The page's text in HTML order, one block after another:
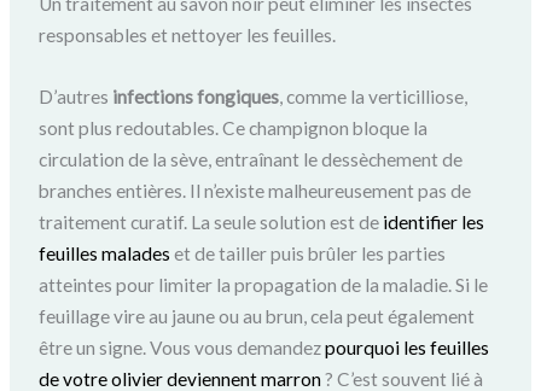
responsables et nettoyer les feuilles.
D’autres infections fongiques, comme la verticilliose,
sont plus redoutables. Ce champignon bloque la
circulation de la sève, entraînant le dessèchement de
branches entières. Il n’existe malheureusement pas de
traitement curatif. La seule solution est de identifier les
feuilles malades et de tailler puis brûler les parties
atteintes pour limiter la propagation de la maladie. Si le
feuillage vire au jaune ou au brun, cela peut également
être un signe. Vous vous demandezpourquoi les feuilles
de votre olivier deviennent marron? C’est souvent lié à